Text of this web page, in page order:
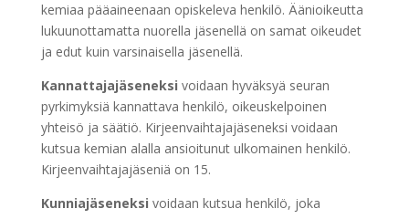
kemiaa pääaineenaan opiskeleva henkilö. Äänioikeutta
lukuunottamatta nuorella jäsenellä on samat oikeudet
ja edut kuin varsinaisella jäsenellä.
Kannattajajäseneksi voidaan hyväksyä seuran
pyrkimyksiä kannattava henkilö, oikeuskelpoinen
yhteisö ja säätiö. Kirjeenvaihtajajäseneksi voidaan
kutsua kemian alalla ansioitunut ulkomainen henkilö.
Kirjeenvaihtajajäseniä on 15.
Kunniajäseneksi voidaan kutsua henkilö, joka